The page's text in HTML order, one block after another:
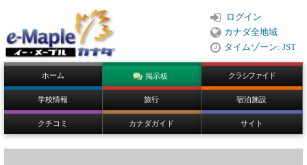
ログイン
カナダ全地域
タイムゾーン: JST
ホーム 掲示板 クラシファイド
学校情報 旅行 宿泊施設
クチコミ カナダガイド サイト